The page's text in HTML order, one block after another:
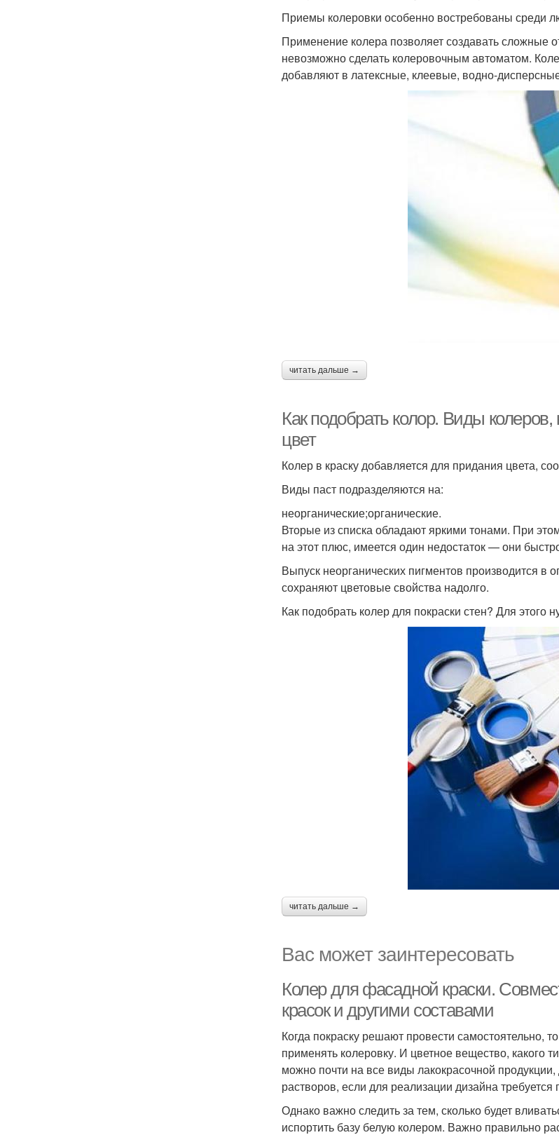
Приемы колеровки особенно востребованы среди
Применение колера позволяет создавать сложные
невозможно сделать колеровочным автоматом.
добавляют в латексные, клеевые, водно-
читать дальше →
Как подобрать колор. Виды колеров,
цвет
Колер в краску добавляется для придания цвета,
Виды паст подразделяются на:
неорганические;органические.
Вторые из списка обладают яркими тонами. При
на этот плюс, имеется один недостаток — они
Выпуск неорганических пигментов производится в
сохраняют цветовые свойства надолго.
Как подобрать колер для покраски стен? Для этого
читать дальше →
Вас может заинтересовать
Колер для фасадной краски.
красок и другими составами
Когда покраску решают провести самостоятельно,
применять колеровку. И цветное вещество, какого
можно почти на все виды лакокрасочной
растворов, если для реализации дизайна
Однако важно следить за тем, сколько будет
испортить базу белую колером. Важно правильно